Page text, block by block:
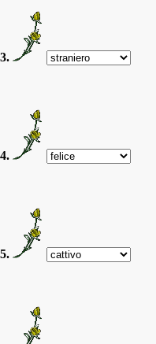
3.
4.
5.